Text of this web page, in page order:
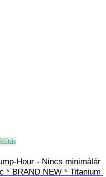
Hour - Nincs minimálár
* BRAND NEW * Titanium